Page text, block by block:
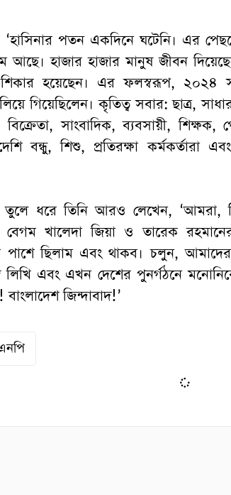
পতন একদিনে ঘটেনি। এর
আছে। হাজার হাজার মানুষ জীবন
হয়েছেন। এর ফলস্বরূপ, ২০২৪
গিয়েছিলেন। কৃতিত্ব সবার: ছাত্র,
সাংবাদিক, ব্যবসায়ী, শিক্ষক,
বন্ধু, শিশু, প্রতিরক্ষা কর্মকর্তারা
তুলে ধরে তিনি আরও লেখেন, ‘আমরা,
বেগম খালেদা জিয়া ও তারেক
পাশে ছিলাম এবং থাকব। চলুন,
এবং এখন দেশের পুনর্গঠনে
জিন্দাবাদ!’